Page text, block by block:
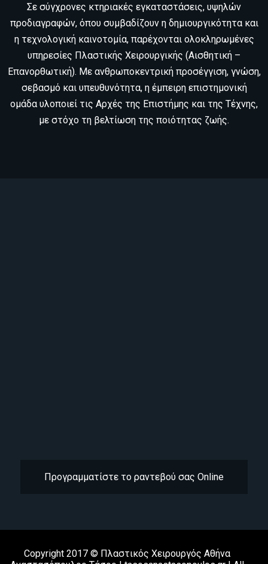
Σε σύγχρονες κτηριακές εγκαταστάσεις, υψηλών
προδιαγραφών, όπου συμβαδίζουν η δημιουργικότητα και
η τεχνολογική καινοτομία, παρέχονται ολοκληρωμένες
υπηρεσίες Πλαστικής Χειρουργικής (Αισθητική –
Επανορθωτική). Με ανθρωποκεντρική προσέγγιση, γνώση,
σεβασμό και υπευθυνότητα, η έμπειρη επιστημονική
ομάδα υλοποιεί τις Αρχές της Επιστήμης και της Τέχνης,
με στόχο τη βελτίωση της ποιότητας ζωής.
Προγραμματίστε το ραντεβού σας Online
Copyright 2017 © Πλαστικός Χειρουργός Αθήνα